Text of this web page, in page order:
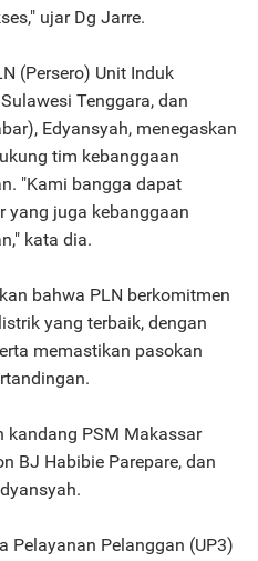
ujar Dg Jarre.
(Persero) Unit Induk
Tenggara, dan
Edyansyah, menegaskan
tim kebanggaan
"Kami bangga dapat
yang juga kebanggaan
kata dia.
bahwa PLN berkomitmen
yang terbaik, dengan
memastikan pasokan
kandang PSM Makassar
BJ Habibie Parepare, dan
Pelayanan Pelanggan (UP3)